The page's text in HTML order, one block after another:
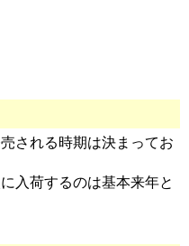
される時期は決まってお
入荷するのは基本来年と